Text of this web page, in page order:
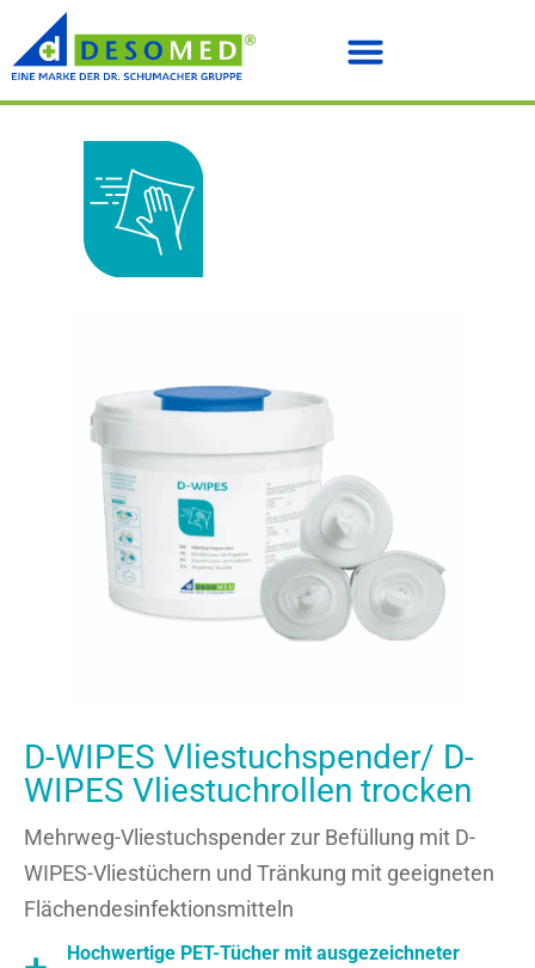
D-WIPES Vliestuchspender/ D-
WIPES Vliestuchrollen trocken
Mehrweg-Vliestuchspender zur Befüllung mit D-
WIPES-Vliestüchern und Tränkung mit geeigneten
Flächendesinfektionsmitteln
Hochwertige PET-Tücher mit ausgezeichneter